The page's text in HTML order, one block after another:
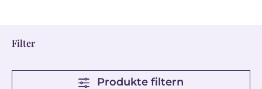
Filter
Produkte filtern